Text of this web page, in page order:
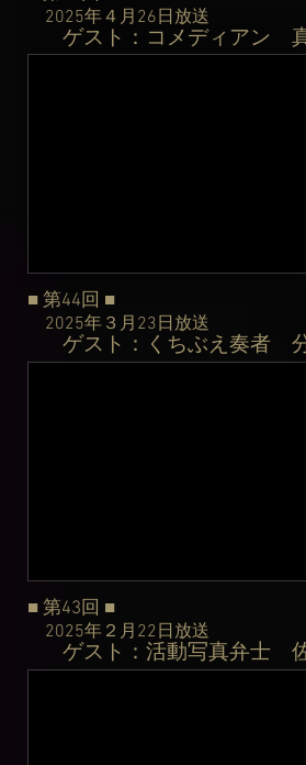
2025年４月26日 放送
ゲスト：コメディアン
■ 第44回 ■
2025年３月23日 放送
ゲスト：くちぶえ奏者
■ 第43回 ■
2025年２月22日 放送
ゲスト：活動写真弁士